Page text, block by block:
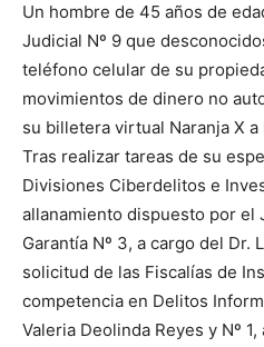
Un hombre de 45 años de
Judicial Nº 9 que
teléfono celular de su
movimientos de dinero no
su billetera virtual Naranja X
Tras realizar tareas de su
Divisiones Ciberdelitos e
allanamiento dispuesto por el
Garantía Nº 3, a cargo del Dr.
solicitud de las Fiscalías de
competencia en Delitos
Valeria Deolinda Reyes y Nº